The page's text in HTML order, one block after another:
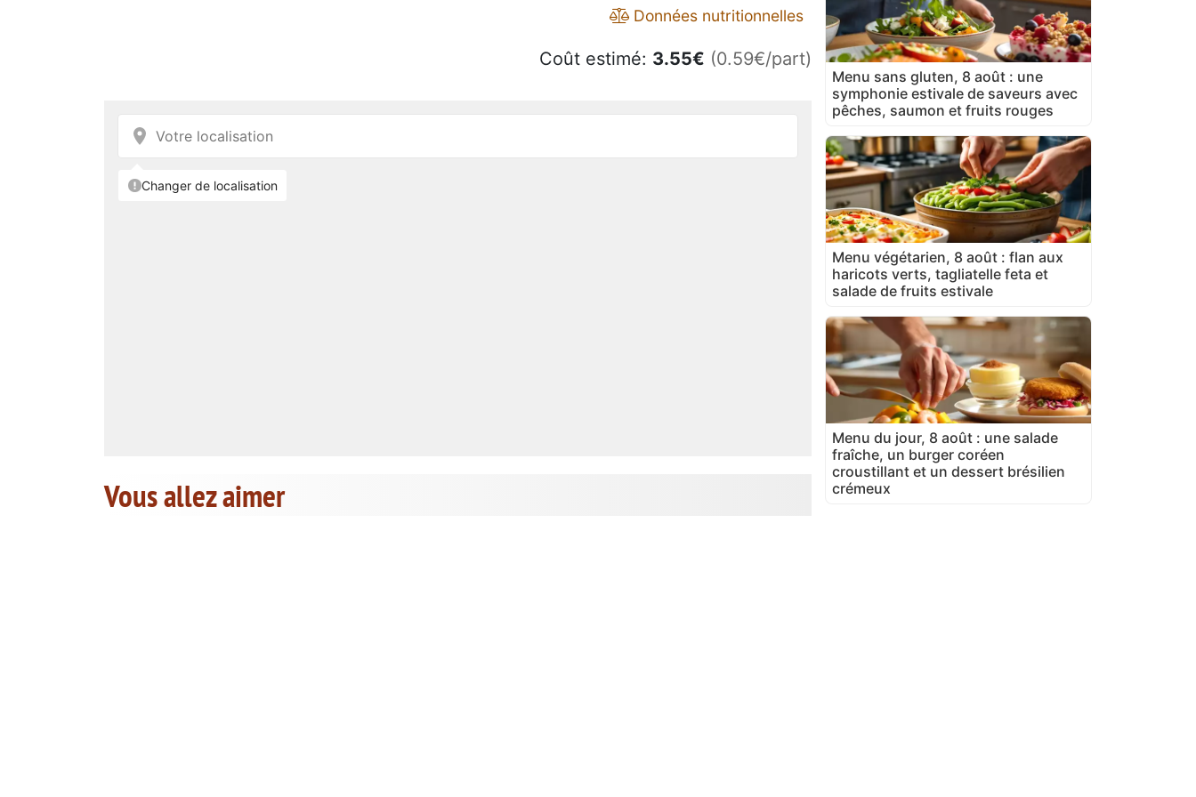
Données nutritionnelles
Coût estimé: 3.55€ (0.59€/part)
Vous allez aimer
Menu sans gluten, 8 août : une
symphonie estivale de saveurs avec
pêches, saumon et fruits rouges
Menu végétarien, 8 août : flan aux
haricots verts, tagliatelle feta et
salade de fruits estivale
Menu du jour, 8 août : une salade
fraîche, un burger coréen
croustillant et un dessert brésilien
crémeux